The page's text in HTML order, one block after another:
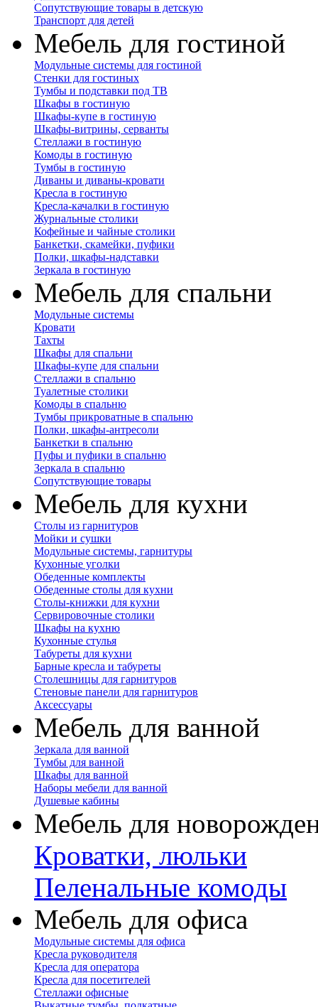
Сопутствующие товары в детскую
Транспорт для детей
Мебель для гостиной
Модульные системы для гостиной
Стенки для гостиных
Тумбы и подставки под ТВ
Шкафы в гостиную
Шкафы-купе в гостиную
Шкафы-витрины, серванты
Стеллажи в гостиную
Комоды в гостиную
Тумбы в гостиную
Диваны и диваны-кровати
Кресла в гостиную
Кресла-качалки в гостиную
Журнальные столики
Кофейные и чайные столики
Банкетки, скамейки, пуфики
Полки, шкафы-надставки
Зеркала в гостиную
Мебель для спальни
Модульные системы
Кровати
Тахты
Шкафы для спальни
Шкафы-купе для спальни
Стеллажи в спальню
Туалетные столики
Комоды в спальню
Тумбы прикроватные в спальню
Полки, шкафы-антресоли
Банкетки в спальню
Пуфы и пуфики в спальню
Зеркала в спальню
Сопутствующие товары
Мебель для кухни
Столы из гарнитуров
Мойки и сушки
Модульные системы, гарнитуры
Кухонные уголки
Обеденные комплекты
Обеденные столы для кухни
Столы-книжки для кухни
Сервировочные столики
Шкафы на кухню
Кухонные стулья
Табуреты для кухни
Барные кресла и табуреты
Столешницы для гарнитуров
Стеновые панели для гарнитуров
Аксессуары
Мебель для ванной
Зеркала для ванной
Тумбы для ванной
Шкафы для ванной
Наборы мебели для ванной
Душевые кабины
Мебель для
Кроватки, люльки
Пеленальные комоды
Мебель для офиса
Модульные системы для офиса
Кресла руководителя
Кресла для оператора
Кресла для посетителей
Стеллажи офисные